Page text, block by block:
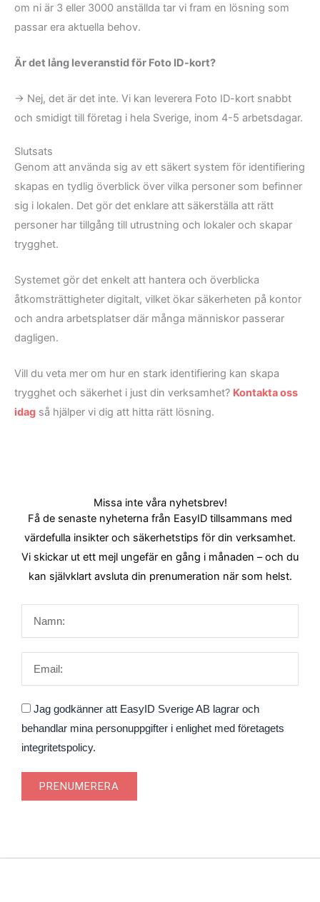
om ni är 3 eller 3000 anställda tar vi fram en lösning som
passar era aktuella behov.
Är det lång leveranstid för Foto ID-kort?
→ Nej, det är det inte. Vi kan leverera Foto ID-kort snabbt
och smidigt till företag i hela Sverige, inom 4-5 arbetsdagar.
Slutsats
Genom att använda sig av ett säkert system för identifiering
skapas en tydlig överblick över vilka personer som befinner
sig i lokalen. Det gör det enklare att säkerställa att rätt
personer har tillgång till utrustning och lokaler och skapar
trygghet.
Systemet gör det enkelt att hantera och överblicka
åtkomsträttigheter digitalt, vilket ökar säkerheten på kontor
och andra arbetsplatser där många människor passerar
dagligen.
Vill du veta mer om hur en stark identifiering kan skapa
trygghet och säkerhet i just din verksamhet? Kontakta oss
idag så hjälper vi dig att hitta rätt lösning.
Missa inte våra nyhetsbrev!
Få de senaste nyheterna från EasyID tillsammans med
värdefulla insikter och säkerhetstips för din verksamhet.
Vi skickar ut ett mejl ungefär en gång i månaden – och du
kan självklart avsluta din prenumeration när som helst.
Godkännande
Jag godkänner att EasyID Sverige AB lagrar och
behandlar mina personuppgifter i enlighet med företagets
integritetspolicy.
PRENUMERERA